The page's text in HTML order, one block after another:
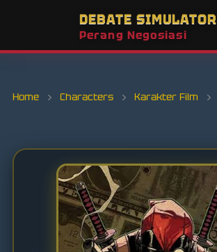
DEBATE SIMULATOR
Perang Negosiasi
Home › Characters › Karakter Film ›